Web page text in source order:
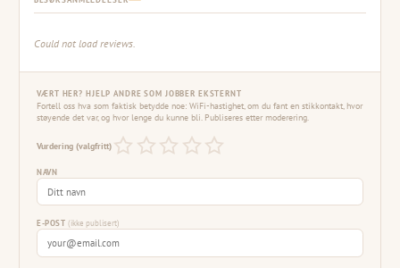
Could not load reviews.
VÆRT HER? HJELP ANDRE SOM JOBBER EKSTERNT
Fortell oss hva som faktisk betydde noe: WiFi-hastighet, om du fant en stikkontakt, hvor
støyende det var, og hvor lenge du kunne bli. Publiseres etter moderering.
Vurdering (valgfritt)
NAVN
E-POST(ikke publisert)